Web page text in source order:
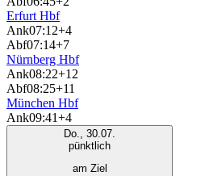
Erfurt Hbf
Ank07:12+4
Abf07:14+7
Nürnberg Hbf
Ank08:22+12
Abf08:25+11
München Hbf
Ank09:41+4
Do., 30.07.
pünktlich
am Ziel